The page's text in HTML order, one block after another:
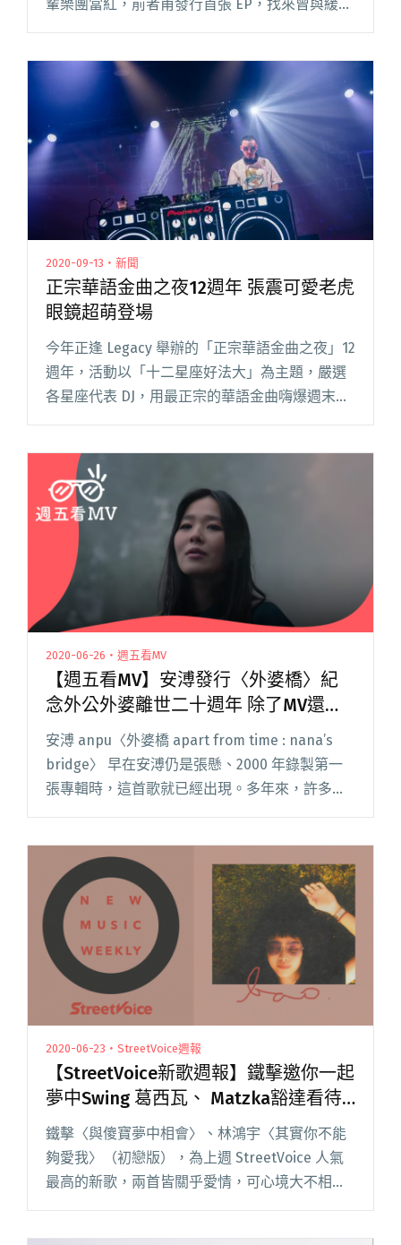
輩樂團當紅，前者甫發行首張 EP，找來曾與緩
讀全文 "【StreetVoice新歌週報】溫室雜草、忒
修斯新作攻榜 DSPS翻唱輕盈版〈You’ll See〉"
2020-09-13・新聞
正宗華語金曲之夜12週年 張震可愛老虎
眼鏡超萌登場
今年正逢 Legacy 舉辦的「正宗華語金曲之夜」12
週年，活動以「十二星座好法大」為主題，嚴選
各星座代表 DJ，用最正宗的華語金曲嗨爆週末
夜，也引來超大咖藝人朝聖，包括張震嶽、五月
華語金閱讀全文 "正宗華語金曲之夜12週年 張震
可愛老虎眼鏡超萌登場"
2020-06-26・週五看MV
【週五看MV】安溥發行〈外婆橋〉紀
念外公外婆離世二十週年 除了MV還有
限定首播短片
安溥 anpu〈外婆橋 apart from time : nana’s
bridge〉 早在安溥仍是張懸、2000 年錄製第一
張專輯時，這首歌就已經出現。多年來，許多樂
迷在各種演出裡都曾聽過安溥以民謠吉他的形式
五看MV】安溥發行〈外婆橋〉紀念外公外婆離世
二十週年 除了MV還有限定首播短片"
2020-06-23・StreetVoice週報
【StreetVoice新歌週報】鐵擊邀你一起
夢中Swing 葛西瓦、 Matzka豁達看待
死別
鐵擊〈與傻寶夢中相會〉、林鴻宇〈其實你不能
夠愛我〉（初戀版），為上週 StreetVoice 人氣
最高的新歌，兩首皆關乎愛情，可心境大不相
同。前者由鹿比 ∞ 吠陀製作，和聲們唱著英文疊